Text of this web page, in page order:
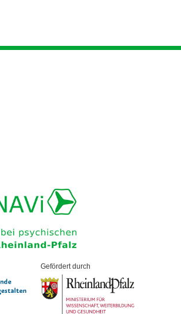
Gefördert durch